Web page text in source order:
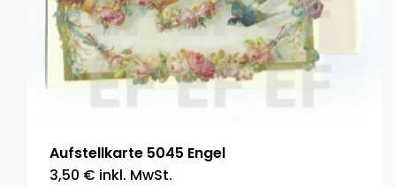
Aufstellkarte 5045 Engel
3,50 € inkl. MwSt.